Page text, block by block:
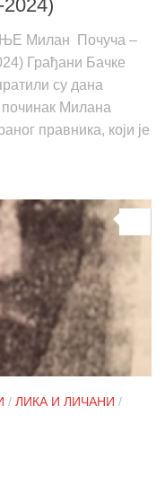
Милан Почуча –
Грађани Бачке
су дана
починак Милана
правника, који је
/ ЛИКА И ЛИЧАНИ /